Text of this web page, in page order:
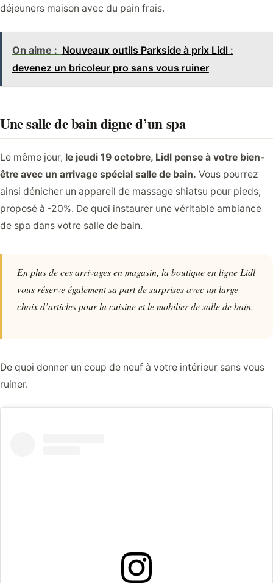
déjeuners maison avec du pain frais.
On aime : Nouveaux outils Parkside à prix Lidl :
devenez un bricoleur pro sans vous ruiner
Une salle de bain digne d’un spa
Le même jour, le jeudi 19 octobre, Lidl pense à votre bien-
être avec un arrivage spécial salle de bain. Vous pourrez
ainsi dénicher un appareil de massage shiatsu pour pieds,
proposé à -20%. De quoi instaurer une véritable ambiance
de spa dans votre salle de bain.
En plus de ces arrivages en magasin, la boutique en ligne Lidl
vous réserve également sa part de surprises avec un large
choix d’articles pour la cuisine et le mobilier de salle de bain.
De quoi donner un coup de neuf à votre intérieur sans vous
ruiner.